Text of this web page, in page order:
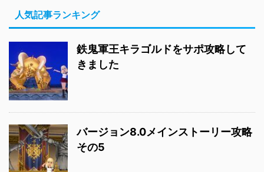
人気記事ランキング
鉄鬼軍王キラゴルドをサポ攻略して
きました
バージョン8.0メインストーリー攻略
その5